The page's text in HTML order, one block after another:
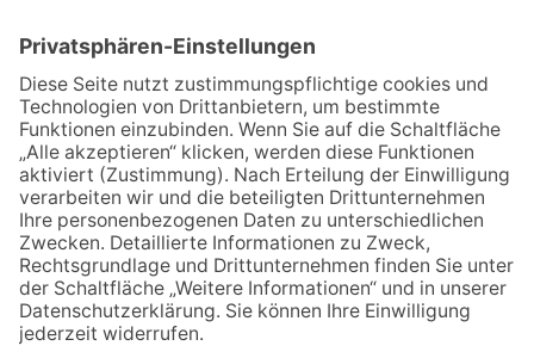
13.05.2026
GEWINNSPIEL
02.07.2026
Jetzt für Kulturförderpreis
bewerben
23.07.2026
Partnerschaftsverein
Kronberg-Aberystwyth feiert
30-Jähriges
06.08.2026
„die 80er live“ – Die große
Stadiontour kommt nach
Frankfurt